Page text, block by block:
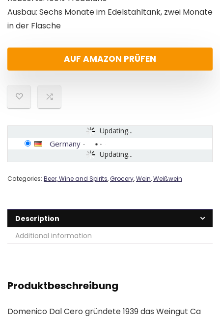
Ausbau: Sechs Monate im Edelstahltank, zwei Monate
in der Flasche
AUF AMAZON PRÜFEN
Updating...
Updating...
Germany -
Categories: Beer, Wine and Spirits,Grocery,Wein,Weißwein
Description
Additional information
Produktbeschreibung
Domenico Dal Cero gründete 1939 das Weingut Ca